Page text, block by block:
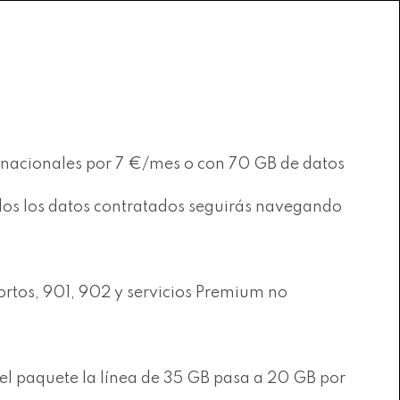
por 7 €/mes o con 70 GB de datos
los datos contratados seguirás navegando
901, 902 y servicios Premium no
paquete la línea de 35 GB pasa a 20 GB por